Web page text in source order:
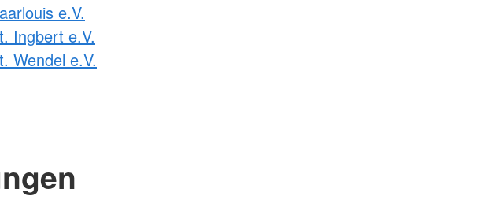
e.V.
Ingbert e.V.
Wendel e.V.